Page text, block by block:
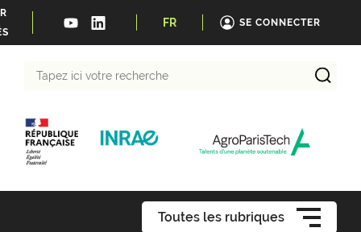
FR SE CONNECTER
Toutes les rubriques